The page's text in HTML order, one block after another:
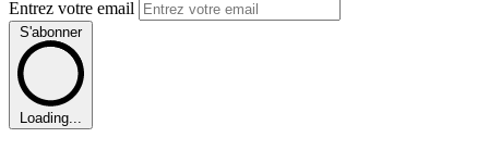
Entrez votre email
S'abonner
Loading...